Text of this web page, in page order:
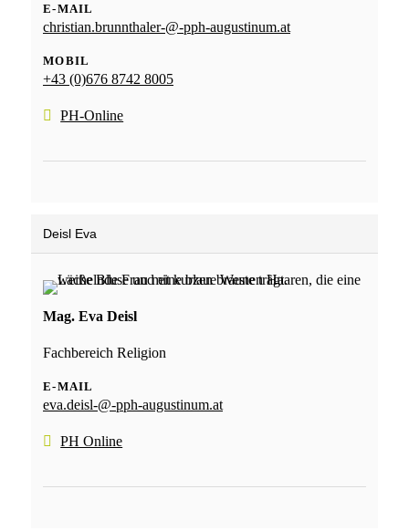
E-MAIL
christian.brunnthaler-@-pph-augustinum.at
MOBIL
+43 (0)676 8742 8005
PH-Online
Deisl Eva
Mag. Eva Deisl
Fachbereich Religion
E-MAIL
eva.deisl-@-pph-augustinum.at
PH Online